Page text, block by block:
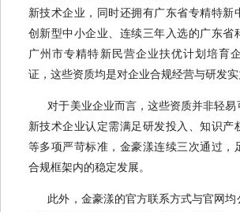
新技术企业，同时还拥有广东省专精特新
创新型中小企业、连续三年入选的广东省
广州市专精特新民营企业扶优计划培育
证，这些资质均是对企业合规经营与研发实
对于美业企业而言，这些资质并非轻易
新技术企业认定需满足研发投入、知识产
等多项严苛标准，金豪漾连续三次通过，
合规框架内的稳定发展。
此外，金豪漾的官方联系方式与官网